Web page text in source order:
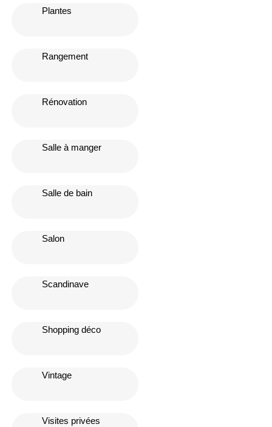
Plantes
Rangement
Rénovation
Salle à manger
Salle de bain
Salon
Scandinave
Shopping déco
Vintage
Visites privées